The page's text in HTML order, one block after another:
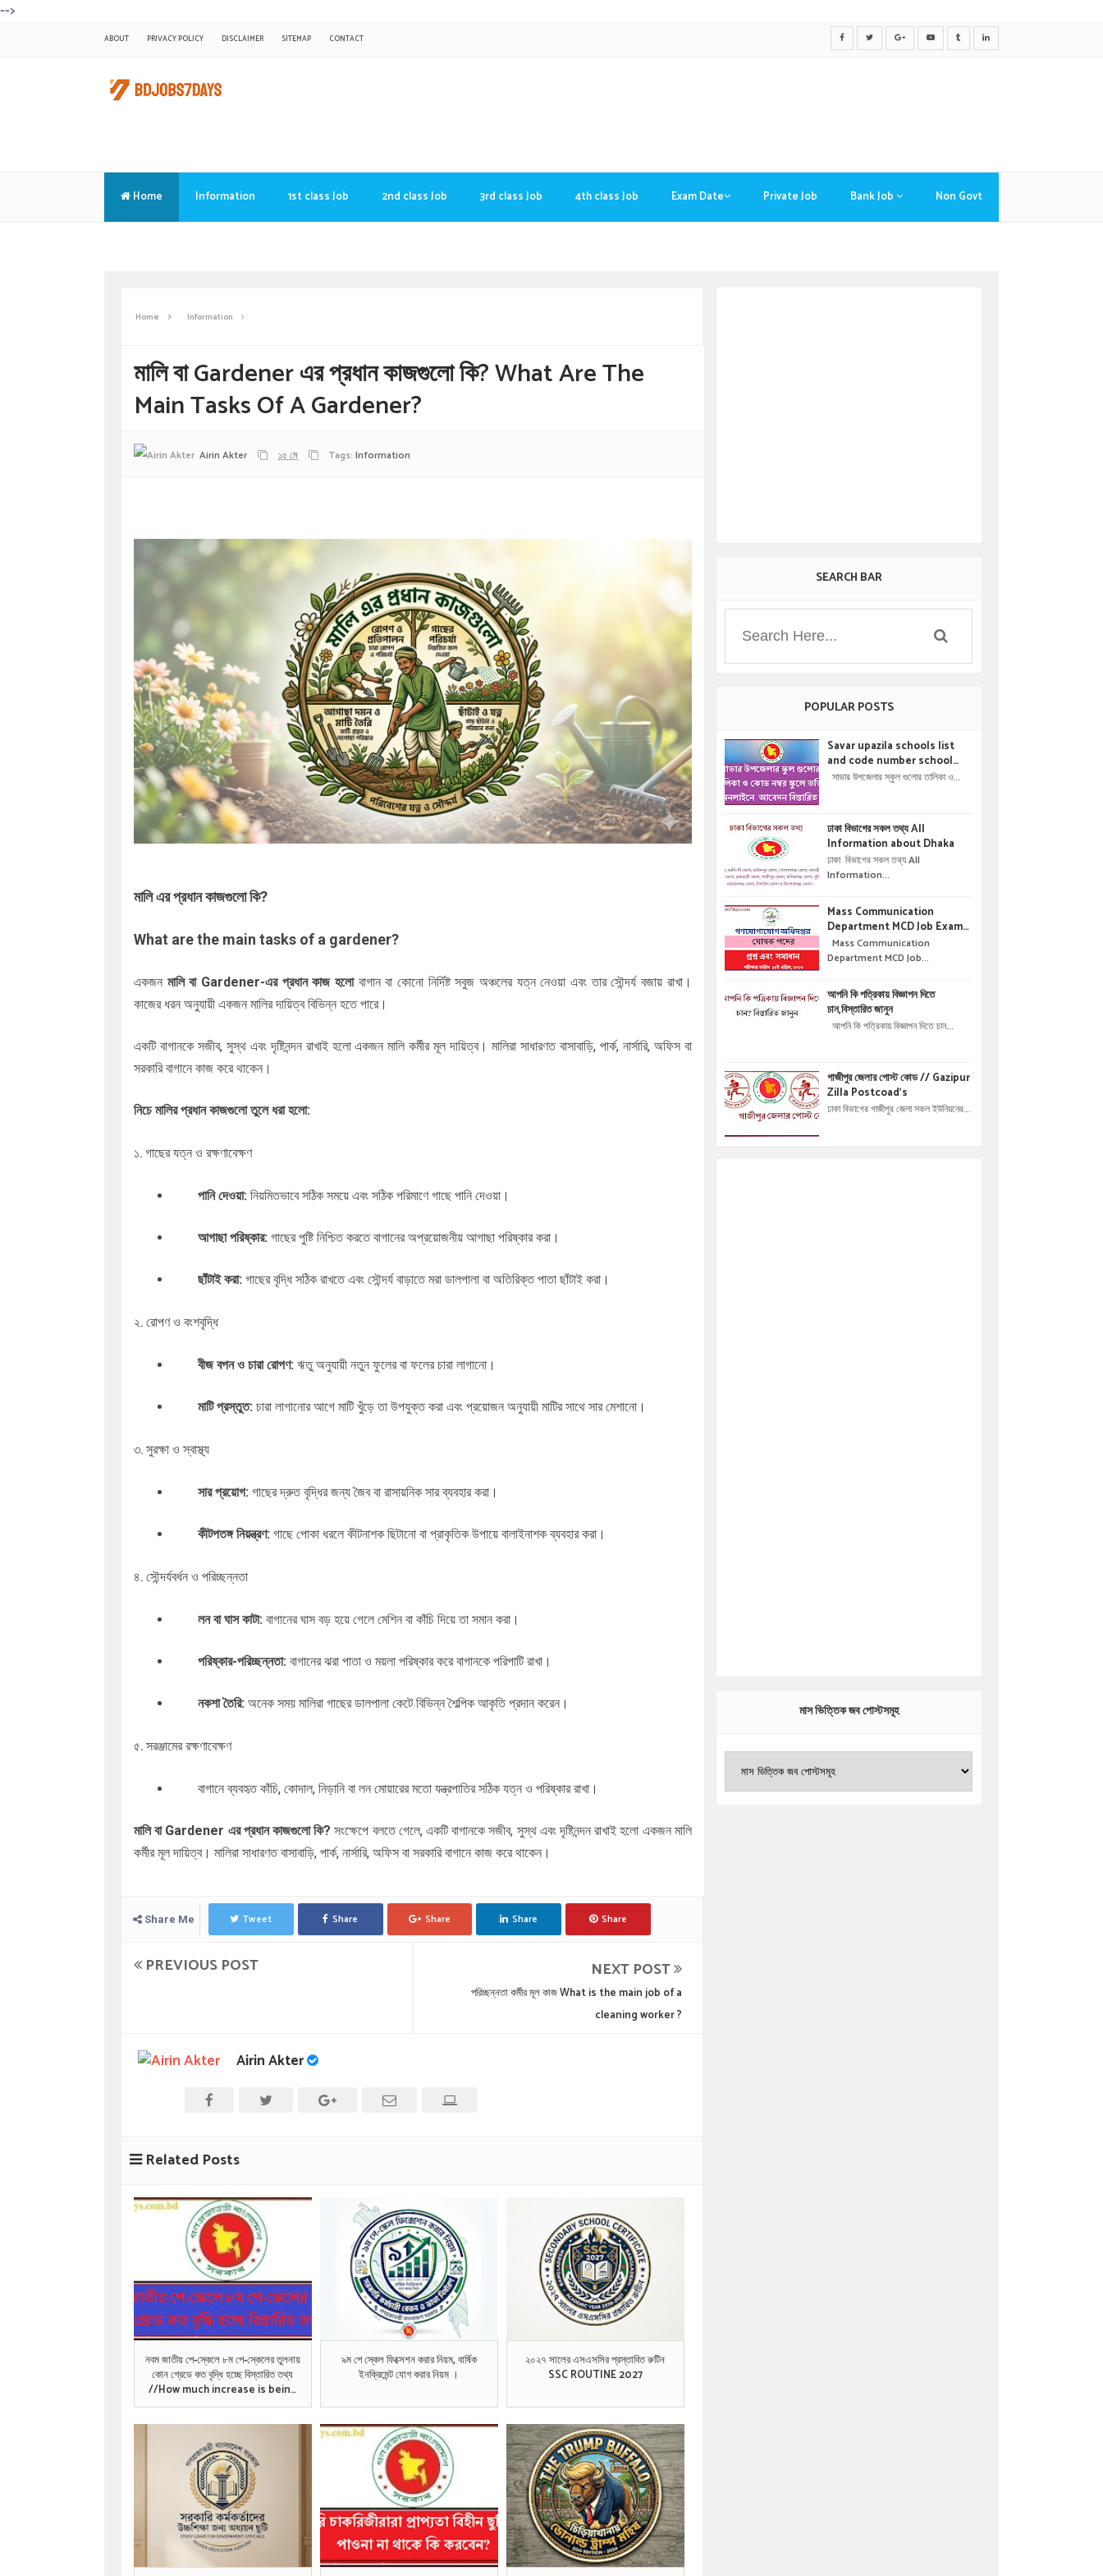
-->
ABOUT PRIVACY POLICY DISCLAIMER SITEMAP CONTACT
Home Information 1st class Job 2nd class Job 3rd class Job 4th class Job Exam Date Private Job Bank Job Non Govt
Home Information
মালি বা Gardener এর প্রধান কাজগুলো কি? What Are The
Main Tasks Of A Gardener?
Airin Akter ১৫ মে Tags: Information
মালি এর প্রধান কাজগুলো কি?
What are the main tasks of a gardener?
একজন মালিবা Gardener-এর প্রধান কাজ হলোবাগান বা কোনো নির্দিষ্ট সবুজ অঞ্চলের যত্ন নেওয়া এবং তার সৌন্দর্য বজায় রাখা।
কাজের ধরন অনুযায়ী একজন মালির দায়িত্ব বিভিন্ন হতে পারে।
একটি বাগানকে সজীব, সুস্থ এবং দৃষ্টিনন্দন রাখাই হলো একজন মালি কর্মীর মূল দায়িত্ব। মালিরা সাধারণত বাসাবাড়ি, পার্ক, নার্সারি, অফিস বা
সরকারি বাগানে কাজ করে থাকেন।
নিচে মালির প্রধান কাজগুলো তুলে ধরা হলো:
১. গাছের যত্ন ও রক্ষণাবেক্ষণ
পানি দেওয়া: নিয়মিতভাবে সঠিক সময়ে এবং সঠিক পরিমাণে গাছে পানি দেওয়া।
আগাছা পরিষ্কার: গাছের পুষ্টি নিশ্চিত করতে বাগানের অপ্রয়োজনীয় আগাছা পরিষ্কার করা।
ছাঁটাই করা: গাছের বৃদ্ধি সঠিক রাখতে এবং সৌন্দর্য বাড়াতে মরা ডালপালা বা অতিরিক্ত পাতা ছাঁটাই করা।
২. রোপণ ও বংশবৃদ্ধি
বীজ বপন ও চারা রোপণ: ঋতু অনুযায়ী নতুন ফুলের বা ফলের চারা লাগানো।
মাটি প্রস্তুত: চারা লাগানোর আগে মাটি খুঁড়ে তা উপযুক্ত করা এবং প্রয়োজন অনুযায়ী মাটির সাথে সার মেশানো।
৩. সুরক্ষা ও স্বাস্থ্য
সার প্রয়োগ: গাছের দ্রুত বৃদ্ধির জন্য জৈব বা রাসায়নিক সার ব্যবহার করা।
কীটপতঙ্গ নিয়ন্ত্রণ: গাছে পোকা ধরলে কীটনাশক ছিটানো বা প্রাকৃতিক উপায়ে বালাইনাশক ব্যবহার করা।
৪. সৌন্দর্যবর্ধন ও পরিচ্ছন্নতা
লন বা ঘাস কাটা: বাগানের ঘাস বড় হয়ে গেলে মেশিন বা কাঁচি দিয়ে তা সমান করা।
পরিষ্কার-পরিচ্ছন্নতা: বাগানের ঝরা পাতা ও ময়লা পরিষ্কার করে বাগানকে পরিপাটি রাখা।
নকশা তৈরি: অনেক সময় মালিরা গাছের ডালপালা কেটে বিভিন্ন শৈল্পিক আকৃতি প্রদান করেন।
৫. সরঞ্জামের রক্ষণাবেক্ষণ
বাগানে ব্যবহৃত কাঁচি, কোদাল, নিড়ানি বা লন মোয়ারের মতো যন্ত্রপাতির সঠিক যত্ন ও পরিষ্কার রাখা।
মালি বা Gardener এর প্রধান কাজগুলো কি? সংক্ষেপে বলতে গেলে, একটি বাগানকে সজীব, সুস্থ এবং দৃষ্টিনন্দন রাখাই হলো একজন মালি
কর্মীর মূল দায়িত্ব। মালিরা সাধারণত বাসাবাড়ি, পার্ক, নার্সারি, অফিস বা সরকারি বাগানে কাজ করে থাকেন।
Share Me Tweet Share Share Share Share
PREVIOUS POST NEXT POST
পরিচ্ছন্নতা কর্মীর মূল কাজ What is the main job of a
cleaning worker ?
Airin Akter
Related Posts
নবম জাতীয় পে-স্কেলে ৮ম পে-স্কেলের তুলনায়
কোন গ্রেডে কত বৃদ্ধি হচ্ছে বিস্তারিত তথ্য
//How much increase is being
made in which grade 9th
information .
৯ম পে স্কেল ফিক্সেশন করার নিয়ম, বার্ষিক
ইনক্রিমেন্ট যোগ করার নিয়ম ।
২০২৭ সালের এসএসসির প্রস্তাবিত রুটিন
SSC ROUTINE 2027
SEARCH BAR
POPULAR POSTS
Savar upazila schools list
and code number school
admisson online application
অনলাইনে আবেদন বিস্তারিত ।
সাভার উপজেলার স্কুল গুলোর তালিকা ও...
ঢাকা বিভাগের সকল তথ্য All
Information about Dhaka
ঢাকা বিভাগের সকল তথ্য All
Information...
Mass Communication
Department MCD Job Exam
Question & solution //
গণযোগাযোগ অধিদপ্তরে নিয়োগ পরীক্ষার
Mass Communication
Department MCD Job...
আপনি কি পত্রিকায় বিজ্ঞাপন দিতে
চান,বিস্তারিত জানুন
আপনি কি পত্রিকায় বিজ্ঞাপন দিতে চান...
গাজীপুর জেলার পোস্ট কোড // Gazipur
Zilla Postcoad's
ঢাকা বিভাগের গাজীপুর জেলা সকল ইউনিয়নের...
মাস ভিত্তিক জব পোস্টসমূহ